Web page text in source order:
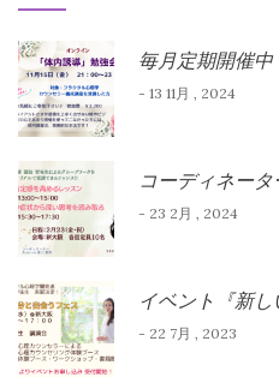
毎月定期開催
- 13 11月 , 2024
コーディネー
- 23 2月 , 2024
イベント『新し
- 22 7月 , 2023